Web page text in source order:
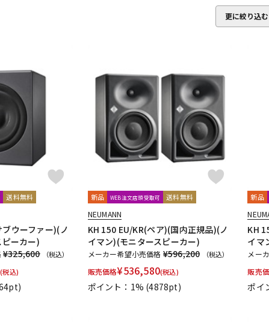
DYNAUDIO
Eventide
IGS Audio IK Multimedia Ikebe Original infist Design ISO
KAOTICA Kikutani KLH Audio KORG
maag audio MANLEY marantz Professional
Audio MONSTER CABLE Morton Microphone
Oyaide
Pioneer DJ PRIMACOUSTIC
QUIK LOK Rational Acoustics reloop reProducer
Samar Audio Design
SHURE SlateDigital SLR Studios SONTRONICS SONY
Sym・Proceed
TC helicon Teenage Engineering
ULTIMATE ULTRASONE Umbrella Company
更に絞り込む
送料無料
ブウーファー)(ノ
ーカー)
¥325,600 （税込）
(税込)
新品 WEB注文店頭受取可 送料無料
NEUMANN
KH 150 EU/KR(ペア)(国内正規品)(ノ
イマン)(モニタースピーカー)
メーカー希望小売価格 ¥596,200 （税込）
販売価格¥536,580(税込)
ポイント：1% (4878pt)
新品
KH
イマ
メー
販売
ポイ